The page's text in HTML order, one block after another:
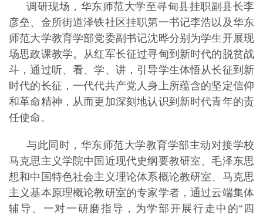
调研现场，华东师范大学至寻甸县挂职副县长李
彦垒、金所街道泽铁社区挂职第一书记李浩以及华东
师范大学教育学部党委副书记沈晔分别为学生开展现
场思政课教学。从红军长征过寻甸到新时代的脱贫战
斗，通过听、看、学、讲，引导学生体悟从长征到新
时代的长征，一代代共产党人身上所蕴含的坚定信仰
和革命精神，从而更加深刻地认识到新时代青年的责
任使命。
与此同时，华东师范大学教育学部主动对接学校
马克思主义学院中国近现代史纲要教研室、毛泽东思
想和中国特色社会主义理论体系概论教研室、马克思
主义基本原理概论教研室的专家学者，通过云端集体
辅导、一对一研磨指导，为学部开展行走中的“四